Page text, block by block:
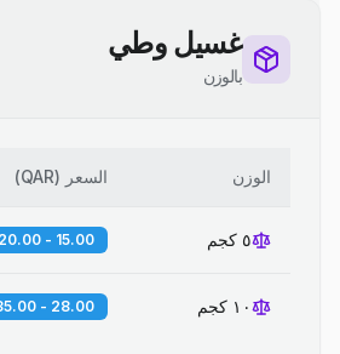
غسيل وطي
بالوزن
الوزن السعر (
QAR
)
٥ كجم 15.00 - 20.00 QR
١٠ كجم 28.00 - 35.00 QR